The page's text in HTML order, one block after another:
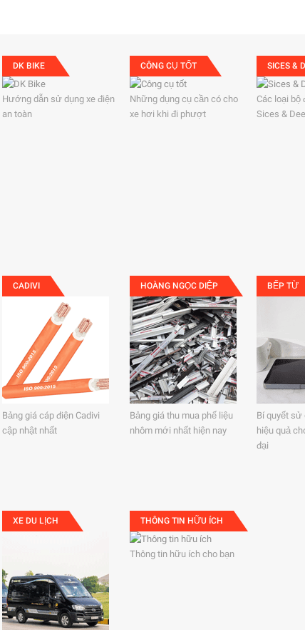
DK BIKE
Hướng dẫn sử dụng xe điện
an toàn
CÔNG CỤ TỐT
Những dụng cụ cần có cho
xe hơi khi đi phượt
SICES &
Các loại bộ
Sices &
CADIVI
Bảng giá cáp điện Cadivi
cập nhật nhất
HOÀNG NGỌC DIỆP
Bảng giá thu mua phế liệu
nhôm mới nhất hiện nay
BẾP TỪ
Bí quyết sử
hiệu quả
đại
XE DU LỊCH THÔNG TIN HỮU ÍCH
Thông tin hữu ích cho bạn